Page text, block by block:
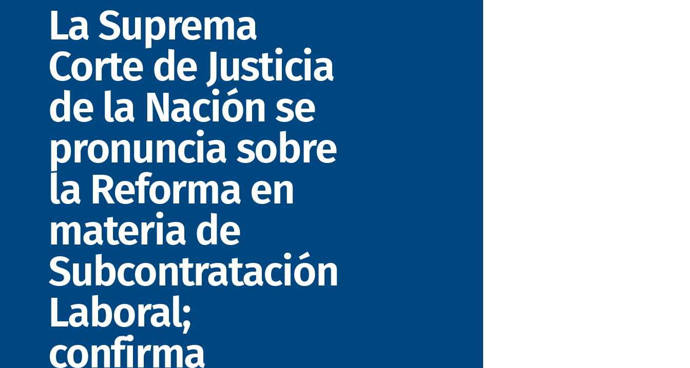
La Suprema
Corte de Justicia
de la Nación se
pronuncia sobre
la Reforma en
materia de
Subcontratación
Laboral;
confirma